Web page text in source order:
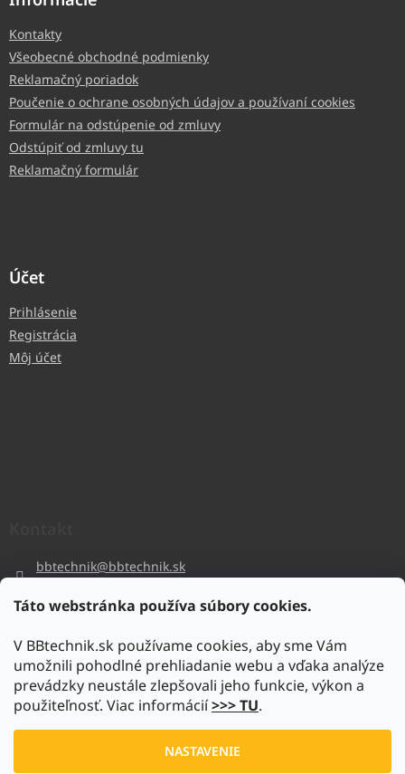
Táto webstránka používa súbory cookies.
V BBtechnik.sk používame cookies, aby sme Vám
umožnili pohodlné prehliadanie webu a vďaka analýze
prevádzky neustále zlepšovali jeho funkcie, výkon a
použiteľnosť. Viac informácií>>> TU.
NASTAVENIE
Kontakty
Všeobecné obchodné podmienky
Reklamačný poriadok
Poučenie o ochrane osobných údajov a používaní cookies
Formulár na odstúpenie od zmluvy
Odstúpiť od zmluvy tu
Reklamačný formulár
Účet
Prihlásenie
Registrácia
Môj účet
bbtechnik@bbtechnik.sk
bbtechnik
https://www.youtube.com/@bb-techniks.r.o.7746